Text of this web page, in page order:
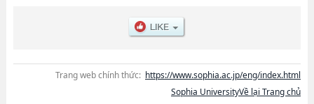
thông tin về từng khoa nghiên cứu, thông tin liên quan đến thi tuyển như
số lượng tuyển sinh, số lượng trúng tuyển, cở sở trang thiết bị, hướng dẫn
Trang web chính thức: https://www.sophia.ac.jp/eng/index.html
Sophia UniversityVề lại Trang chủ